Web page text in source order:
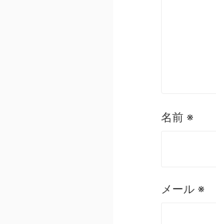
名前 ※
メール ※